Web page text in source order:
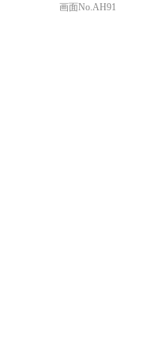
画面No.AH91